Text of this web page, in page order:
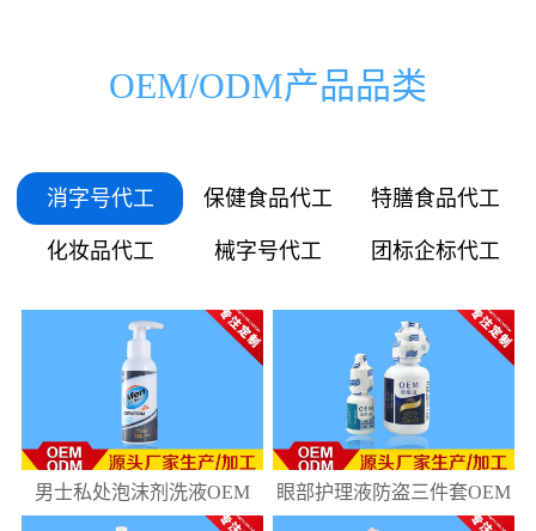
1332
1665
1998
2000
3000
06
08
10
072
109
145
181
218
OEM/ODM产品品类
消字号代工 保健食品代工 特膳食品代工
化妆品代工 械字号代工 团标企标代工
男士私处泡沫剂洗液OEM 眼部护理液防盗三件套OEM